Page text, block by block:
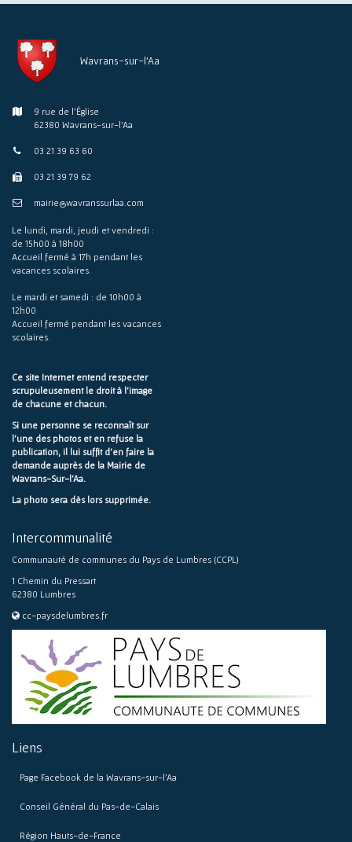
Wavrans-sur-l'Aa
9 rue de l'Église
62380 Wavrans-sur-l'Aa
03 21 39 63 60
03 21 39 79 62
mairie@wavranssurlaa.com
Le lundi, mardi, jeudi et vendredi :
de 15h00 à 18h00
Accueil fermé à 17h pendant les
vacances scolaires.
Le mardi et samedi : de 10h00 à
12h00
Accueil fermé pendant les vacances
scolaires.
Ce site Internet entend respecter
scrupuleusement le droit à l'image
de chacune et chacun.
Si une personne se reconnaît sur
l'une des photos et en refuse la
publication, il lui suffit d'en faire la
demande auprès de la Mairie de
Wavrans-Sur-l'Aa.
La photo sera dès lors supprimée.
Intercommunalité
Communauté de communes du Pays de Lumbres (CCPL)
1 Chemin du Pressart
62380 Lumbres
cc-paysdelumbres.fr
Liens
Page Facebook de la Wavrans-sur-l’Aa
Conseil Général du Pas-de-Calais
Région Hauts-de-France